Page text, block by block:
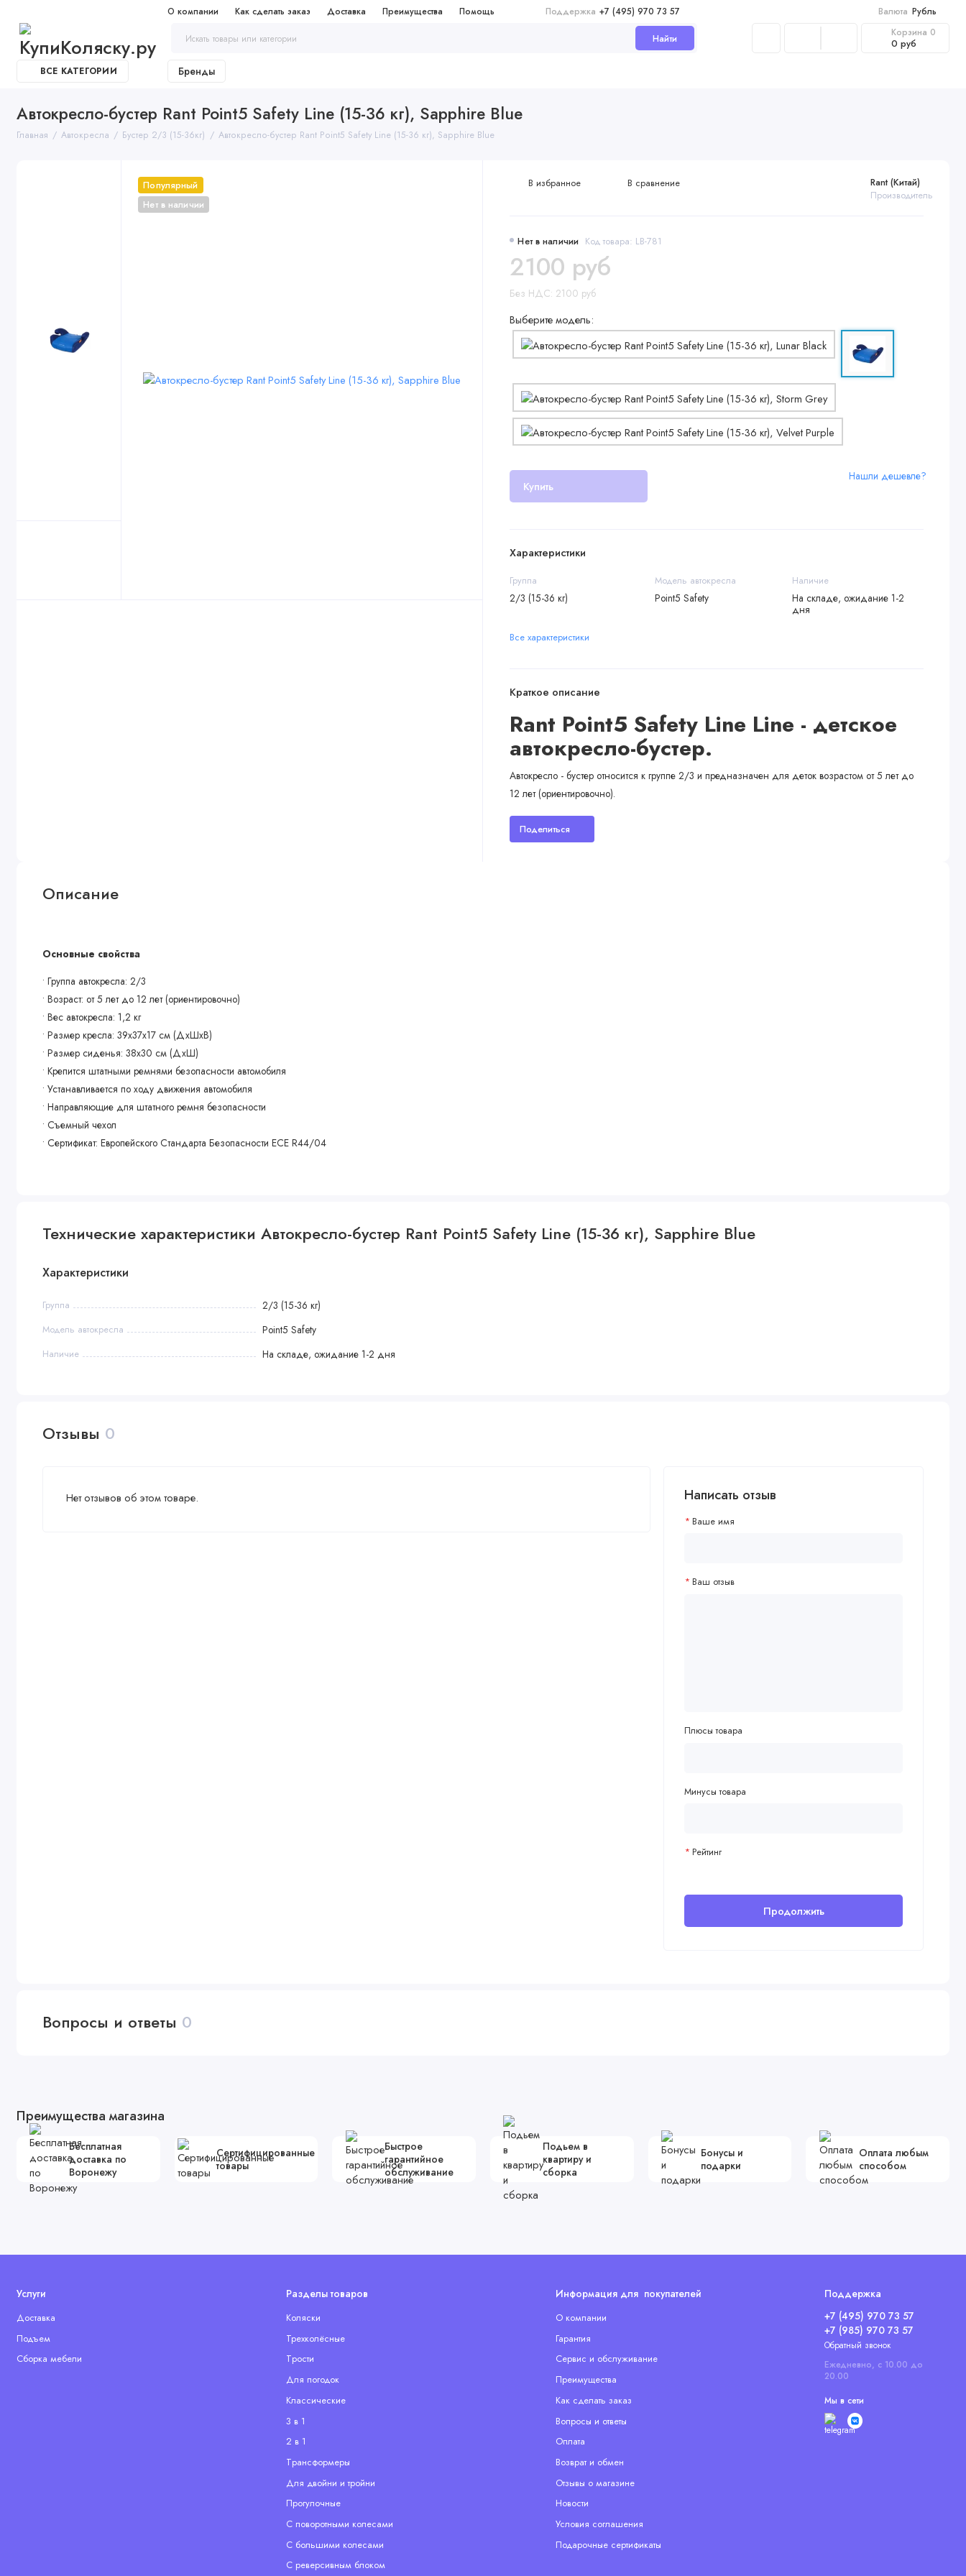
О компании Как сделать заказ Доставка Преимущества Помощь Поддержка +7 (495) 970 73 57 Валюта Рубль
Найти Корзина 0
0 руб
ВСЕ КАТЕГОРИИ Бренды
Автокресло-бустер Rant Point5 Safety Line (15-36 кг), Sapphire Blue
Главная Автокресла Бустер 2/3 (15-36кг) Автокресло-бустер Rant Point5 Safety Line (15-36 кг), Sapphire Blue
Популярный
Нет в наличии
Нет в наличии Код товара: LB-781
Rant (Китай)
Производитель
2100 руб
Без НДС: 2100 руб
Выберите модель:
Купить
Нашли дешевле?
В избранное В сравнение
Характеристики
Группа
2/3 (15-36 кг)
Модель автокресла
Point5 Safety
Наличие
На складе, ожидание 1-2
дня
Все характеристики
Краткое описание
Rant Point5 Safety Line Line - детское
автокресло-бустер.
Автокресло - бустер относится к группе 2/3 и предназначен для деток возрастом от 5 лет до
12 лет (ориентировочно).
Поделиться
Описание
Основные свойства
• Группа автокресла: 2/3
• Возраст: от 5 лет до 12 лет (ориентировочно)
• Вес автокресла: 1,2 кг
• Размер кресла: 39х37х17 см (ДхШхВ)
• Размер сиденья: 38х30 см (ДхШ)
• Крепится штатными ремнями безопасности автомобиля
• Устанавливается по ходу движения автомобиля
• Направляющие для штатного ремня безопасности
• Съемный чехол
• Сертификат: Европейского Стандарта Безопасности ЕCE R44/04
Технические характеристики Автокресло-бустер Rant Point5 Safety Line (15-36 кг), Sapphire Blue
Характеристики
Группа 2/3 (15-36 кг)
Модель автокресла Point5 Safety
Наличие На складе, ожидание 1-2 дня
Отзывы 0
Нет отзывов об этом товаре. Написать отзыв
Ваше имя
Ваш отзыв
Плюсы товара
Минусы товара
Рейтинг
Продолжить
Вопросы и ответы 0
Преимущества магазина
Бесплатная
доставка по
Воронежу
Сертифицированные
товары
Быстрое
гарантийное
обслуживание
Подьем в
квартиру и
сборка
Бонусы и
подарки
Оплата любым
способом
Услуги
Доставка
Подъем
Сборка мебели
Разделы товаров
Коляски
Трехколёсные
Tрости
Для погодок
Классические
3 в 1
2 в 1
Tрансформеры
Для двойни и тройни
Прогулочные
С поворотными колесами
С большими колесами
С реверсивным блоком
Информация для покупателей
О компании
Гарантия
Сервис и обслуживание
Преимущества
Как сделать заказ
Вопросы и ответы
Оплата
Возврат и обмен
Отзывы о магазине
Новости
Условия соглашения
Подарочные сертификаты
Поддержка
+7 (495) 970 73 57
+7 (985) 970 73 57
Обратный звонок
Ежедневно, с 10.00 до
20.00
Мы в сети